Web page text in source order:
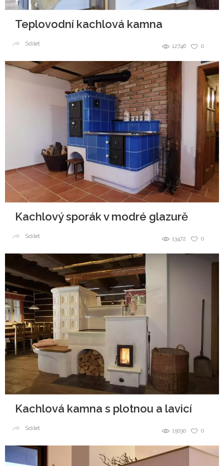
Teplovodní kachlová kamna
0
12746
Sdílet
Kachlový sporák v modré glazurě
0
13472
Sdílet
Kachlová kamna s plotnou a lavicí
0
15030
Sdílet